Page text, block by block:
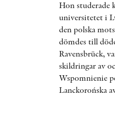
Hon studerade
universitetet i
den polska
dömdes till
Ravensbrück,
skildringar av
Wspomnienie
Lanckorońska